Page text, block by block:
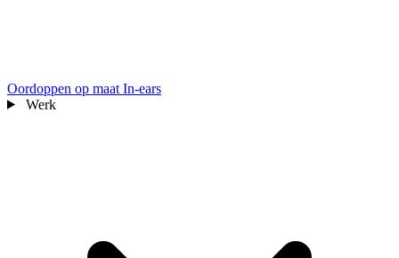
Oordoppen op maat In-ears
Werk